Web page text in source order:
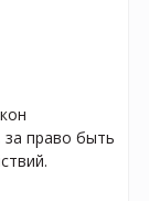
за право быть